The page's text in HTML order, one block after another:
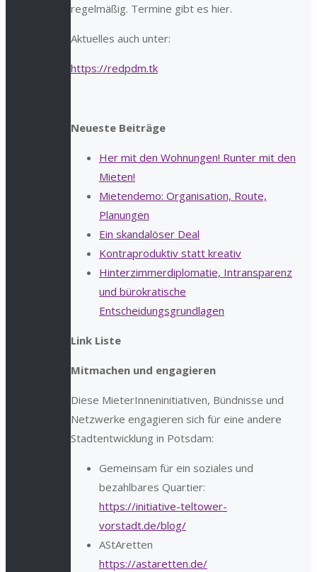
regelmäßig. Termine gibt es hier.
Aktuelles auch unter:
https://redpdm.tk
Neueste Beiträge
Her mit den Wohnungen! Runter mit den
Mieten!
Mietendemo: Organisation, Route,
Planungen
Ein skandalöser Deal
Kontraproduktiv statt kreativ
Hinterzimmerdiplomatie, Intransparenz
und bürokratische
Entscheidungsgrundlagen
Link Liste
Mitmachen und engagieren
Diese MieterInneninitiativen, Bündnisse und
Netzwerke engagieren sich für eine andere
Stadtentwicklung in Potsdam:
Gemeinsam für ein soziales und
bezahlbares Quartier:
https://initiative-teltower-
vorstadt.de/blog/
AStAretten
https://astaretten.de/